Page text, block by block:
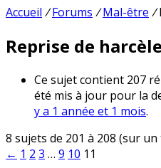
Accueil / Forums / Mal-être /
Reprise de
Ce sujet contient 207
été mis à jour pour la
y a 1 année et 1 mois.
8 sujets de 201 à 208 (sur
← 1 2 3 … 9 10 11